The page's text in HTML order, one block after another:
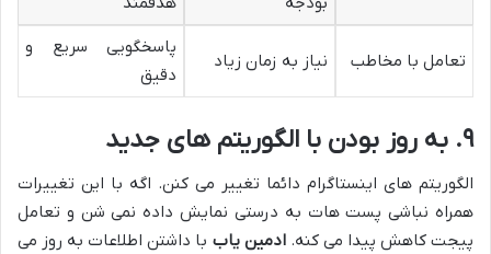
تعامل با مخاطب نیاز به زمان زیاد
پاسخگویی سریع و
دقیق
۹. به روز بودن با الگوریتم های جدید
الگوریتم های اینستاگرام دائما تغییر می کنن. اگه با این تغییرات
همراه نباشی پست هات به درستی نمایش داده نمی شن و تعامل
پیجت کاهش پیدا می کنه.ادمین یاب با داشتن اطلاعات به روز می